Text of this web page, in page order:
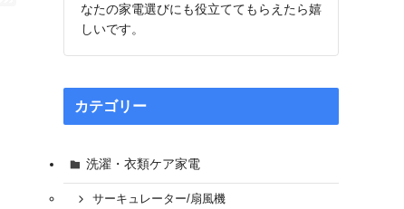
なたの家電選びにも役立ててもらえたら嬉
しいです。
カテゴリー
洗濯・衣類ケア家電
サーキュレーター/扇風機